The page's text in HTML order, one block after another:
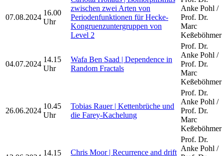
07.08.2024
16.00
Uhr
zwischen zwei Arten von
Periodenfunktionen für Hecke-
Kongruenzuntergruppen von
Level 2
Anke Pohl /
Prof. Dr.
Marc
Keßeböhmer
04.07.2024
14.15
Uhr
Wafa Ben Saad | Dependence in
Random Fractals
Prof. Dr.
Anke Pohl /
Prof. Dr.
Marc
Keßeböhmer
26.06.2024
10.45
Uhr
Tobias Rauer | Kettenbrüche und
die Farey-Kachelung
Prof. Dr.
Anke Pohl /
Prof. Dr.
Marc
Keßeböhmer
14.15
Chris Moor | Recurrence and drift
Prof. Dr.
Anke Pohl /